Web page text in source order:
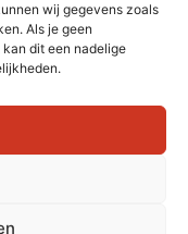
wij gegevens zoals
Als je geen
dit een nadelige